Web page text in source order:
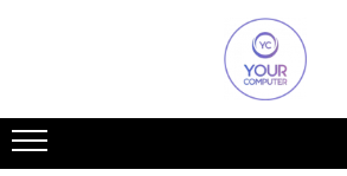
Accesorii
Accesorii aparate climatizare